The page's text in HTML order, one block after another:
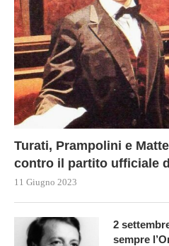
Turati, Prampolini e
contro il partito ufficiale
11 Giugno 2023
2
sempre